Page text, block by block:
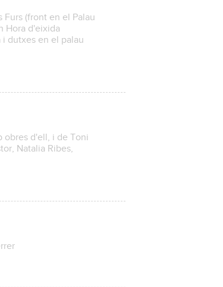
(front en el Palau
Hora d'eixida
i dutxes en el palau
obres d'ell, i de Toni
Natalia Ribes,